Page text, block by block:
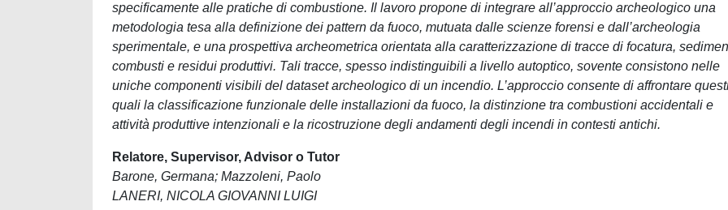
specificamente alle pratiche di combustione. Il lavoro propone di integrare all’approccio archeologico una
metodologia tesa alla definizione dei pattern da fuoco, mutuata dalle scienze forensi e dall’archeologia
sperimentale, e una prospettiva archeometrica orientata alla caratterizzazione di tracce di focatura,
combusti e residui produttivi. Tali tracce, spesso indistinguibili a livello autoptico, sovente consistono nelle
uniche componenti visibili del dataset archeologico di un incendio. L’approccio consente di affrontare
quali la classificazione funzionale delle installazioni da fuoco, la distinzione tra combustioni accidentali e
attività produttive intenzionali e la ricostruzione degli andamenti degli incendi in contesti antichi.
Relatore, Supervisor, Advisor o Tutor
Barone, Germana; Mazzoleni, Paolo
LANERI, NICOLA GIOVANNI LUIGI